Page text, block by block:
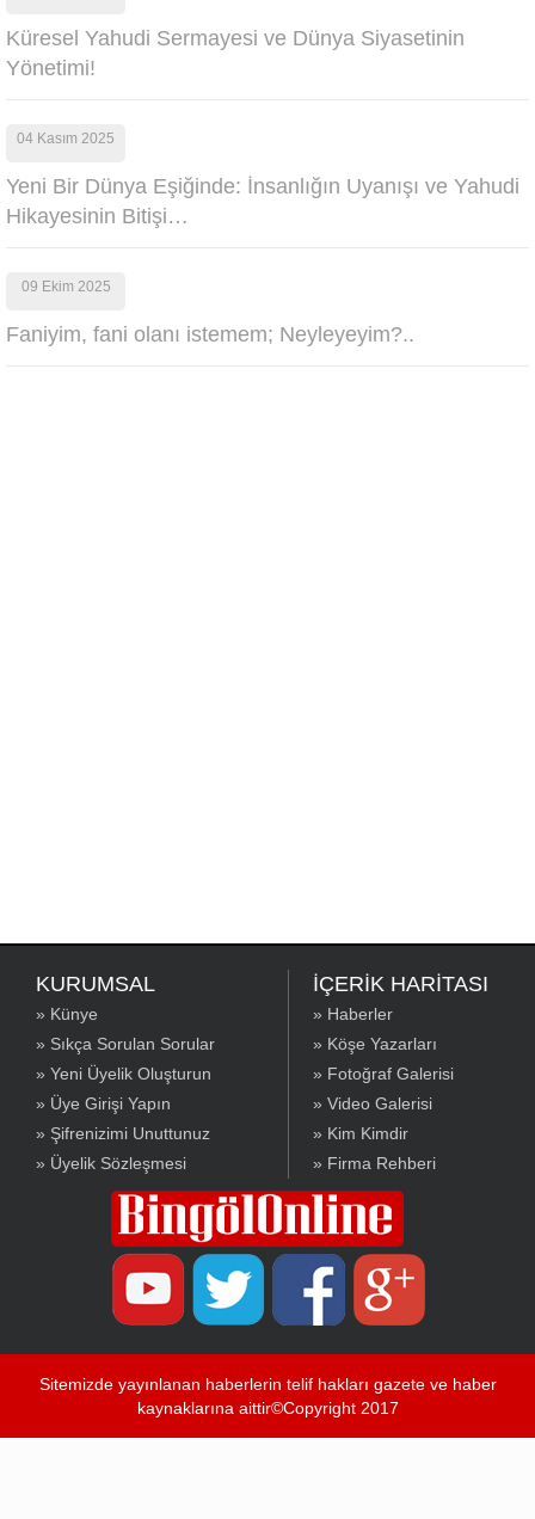
Küresel Yahudi Sermayesi ve Dünya Siyasetinin
Yönetimi!
04 Kasım 2025
Yeni Bir Dünya Eşiğinde: İnsanlığın Uyanışı ve Yahudi
Hikayesinin Bitişi…
09 Ekim 2025
Faniyim, fani olanı istemem; Neyleyeyim?..
KURUMSAL
» Künye
» Sıkça Sorulan Sorular
» Yeni Üyelik Oluşturun
» Üye Girişi Yapın
» Şifrenizimi Unuttunuz
» Üyelik Sözleşmesi
İÇERİK HARİTASI
» Haberler
» Köşe Yazarları
» Fotoğraf Galerisi
» Video Galerisi
» Kim Kimdir
» Firma Rehberi
Sitemizde yayınlanan haberlerin telif hakları gazete ve haber
kaynaklarına aittir©Copyright 2017